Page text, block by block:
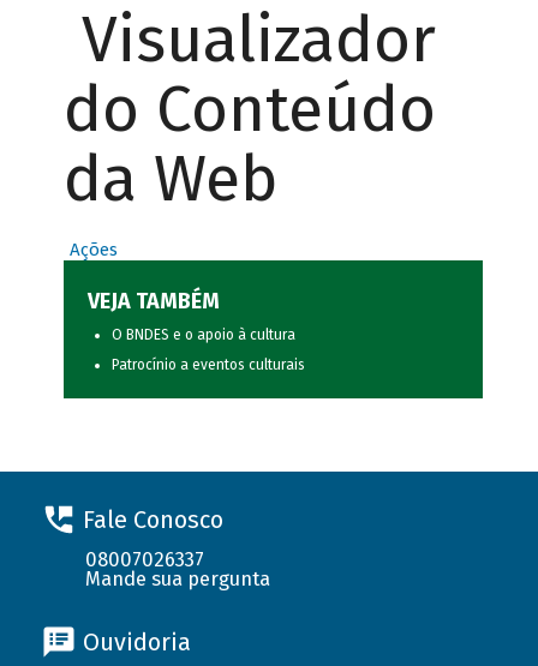
Visualizador
do Conteúdo
da Web
Ações
VEJA TAMBÉM
O BNDES e o apoio à cultura
Patrocínio a eventos culturais
Fale Conosco
08007026337
Mande sua pergunta
Ouvidoria